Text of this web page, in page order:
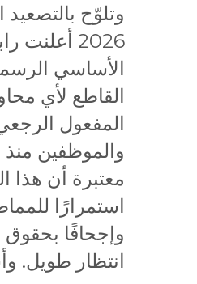
2026
الأساسي
القاطع لأي
المفعول
والموظفين منذ
معتبرة أن هذا
استمرارًا
وإجحافًا
انتظار طويل.